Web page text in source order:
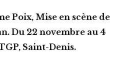
Poix, Mise en scène de
Du 22 novembre au 4
Saint-Denis.